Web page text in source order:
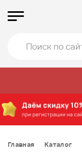
Главная Каталог